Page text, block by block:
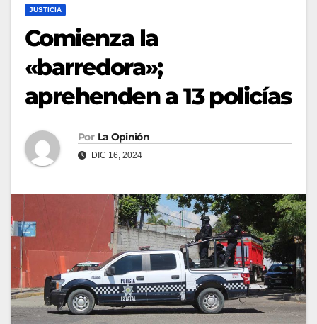
JUSTICIA
Comienza la
«barredora»;
aprehenden a 13 policías
Por La Opinión
DIC 16, 2024